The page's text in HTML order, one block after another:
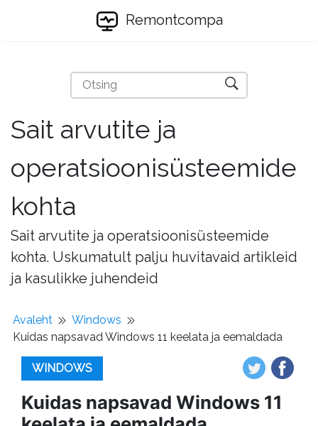
Remontcompa
Sait arvutite ja
operatsioonisüsteemide
kohta
Sait arvutite ja operatsioonisüsteemide
kohta. Uskumatult palju huvitavaid artikleid
ja kasulikke juhendeid
Avaleht
Windows
Kuidas napsavad Windows 11 keelata ja eemaldada
WINDOWS
Kuidas napsavad Windows 11